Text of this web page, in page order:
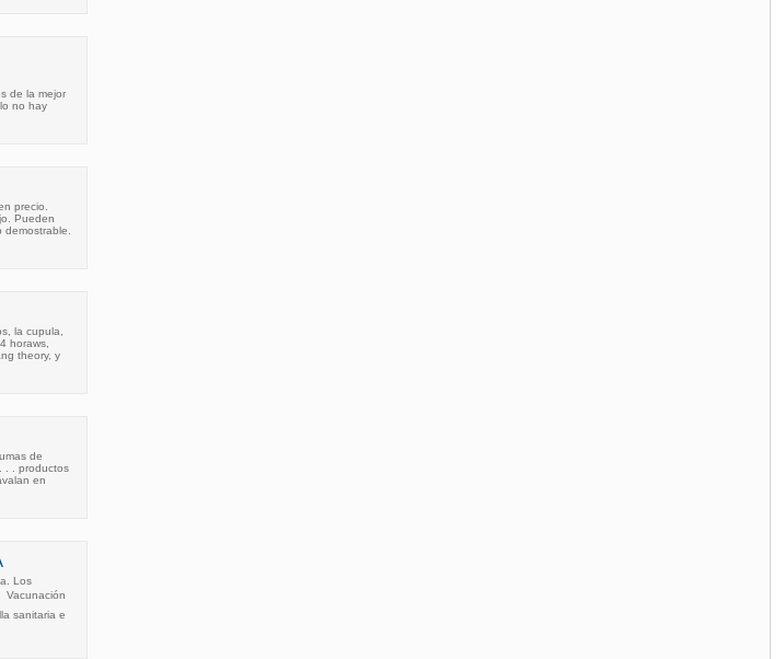
de la mejor
no hay
precio.
Pueden
la cupula,
horaws,
theory, y
de
. . productos
en
Los
Vacunación
sanitaria e